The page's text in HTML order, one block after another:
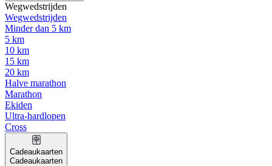
Wegwedstrijden
Wegwedstrijden
Minder dan 5 km
5 km
10 km
15 km
20 km
Halve marathon
Marathon
Ekiden
Ultra-hardlopen
Cross
Cadeaukaarten
Cadeaukaarten